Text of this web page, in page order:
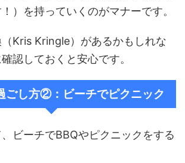
）を持っていくのがマナーです。
Kris Kringle）があるかもしれな
認しておくと安心です。
ごし方②：ビーチでピクニック
ビーチでBBQやピクニックをする